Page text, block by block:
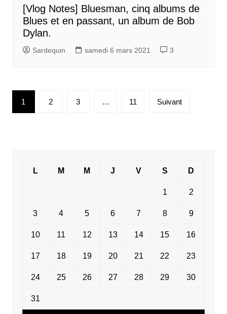
[Vlog Notes] Bluesman, cinq albums de
Blues et en passant, un album de Bob
Dylan.
Sardequin samedi 6 mars 2021 3
Pagination
des
1 2 3 … 11 Suivant
L M M J V S D
1 2
3 4 5 6 7 8 9
10 11 12 13 14 15 16
17 18 19 20 21 22 23
24 25 26 27 28 29 30
31